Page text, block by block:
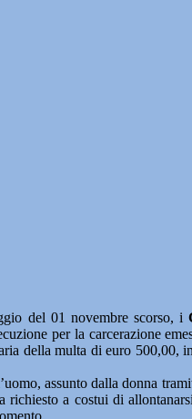
del 01 novembre scorso, i
per la carcerazione
della multa di euro
assunto dalla donna
a costui di